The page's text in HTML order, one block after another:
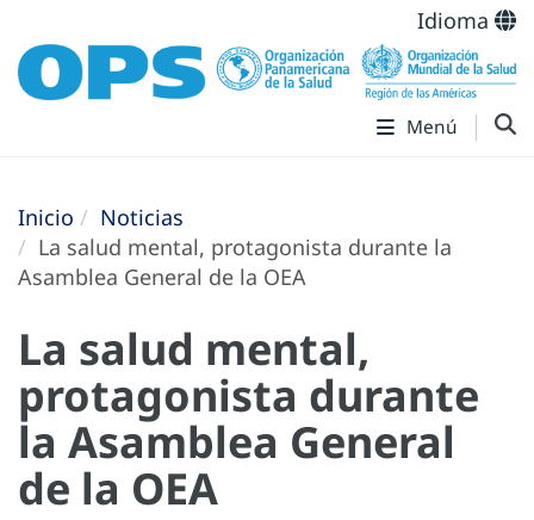
Idioma
Menú
Inicio
Noticias
La salud mental, protagonista durante la
Asamblea General de la OEA
La salud mental,
protagonista durante
la Asamblea General
de la OEA